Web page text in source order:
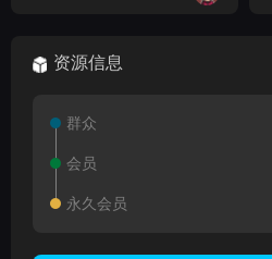
资源信息
群众
会员
永久会员